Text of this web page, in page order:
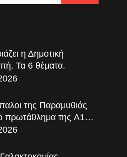
η Δημοτική
Τα 6 θέματα.
της Παραμυθιάς
πρωτάθλημα της A1…